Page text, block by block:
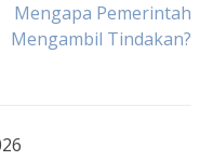
Mengapa Pemerintah
Mengambil Tindakan?